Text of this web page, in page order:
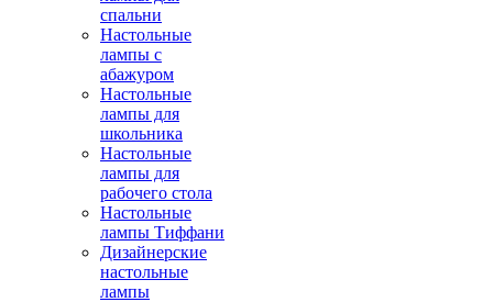
спальни
Настольные
лампы с
абажуром
Настольные
лампы для
школьника
Настольные
лампы для
рабочего стола
Настольные
лампы Тиффани
Дизайнерские
настольные
лампы